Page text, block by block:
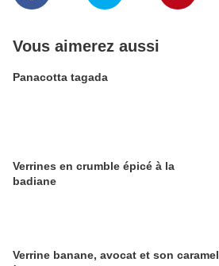
Vous aimerez aussi
Panacotta tagada
Verrines en crumble épicé à la
badiane
Verrine banane, avocat et son caramel